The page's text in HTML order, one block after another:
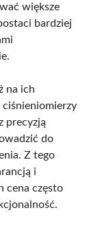
większe
bardziej
na ich
precyzją
do
Z tego
i
cena często